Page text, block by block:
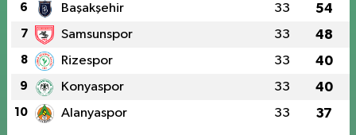
6 Başakşehir 33 54
7 Samsunspor 33 48
8 Rizespor 33 40
9 Konyaspor 33 40
10 Alanyaspor 33 37